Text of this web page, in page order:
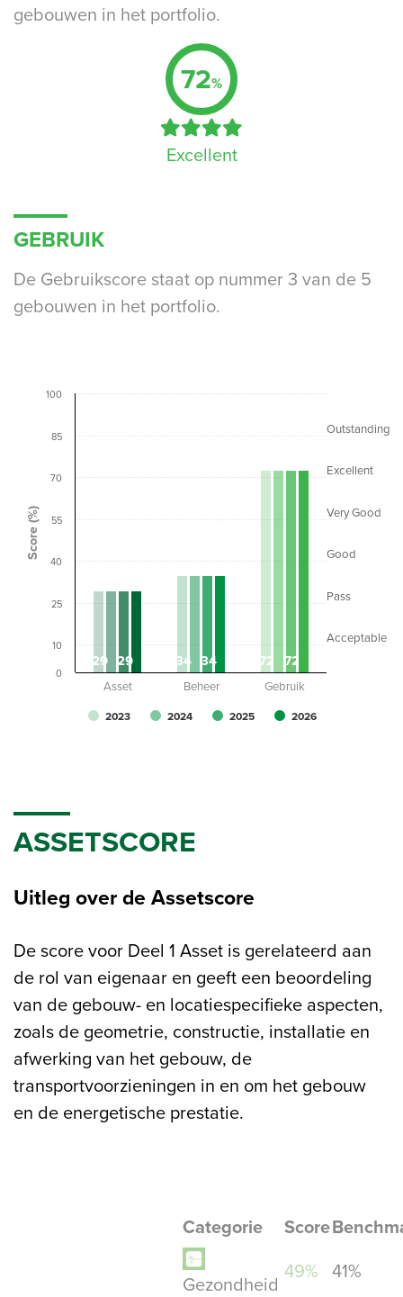
gebouwen in het portfolio.
72%
Excellent
GEBRUIK
De Gebruikscore staat op nummer 3 van de 5
gebouwen in het portfolio.
Acceptable
Pass
Good
Very Good
Excellent
Outstanding
Score (%)
29 34 72
29 34 72
2023 2024 2025 2026
Asset Beheer Gebruik
0
10
25
40
55
70
85
100
ASSETSCORE
Uitleg over de Assetscore
De score voor Deel 1 Asset is gerelateerd aan
de rol van eigenaar en geeft een beoordeling
van de gebouw- en locatiespecifieke aspecten,
zoals de geometrie, constructie, installatie en
afwerking van het gebouw, de
transportvoorzieningen in en om het gebouw
en de energetische prestatie.
Categorie Score
Gezondheid
49% 41%